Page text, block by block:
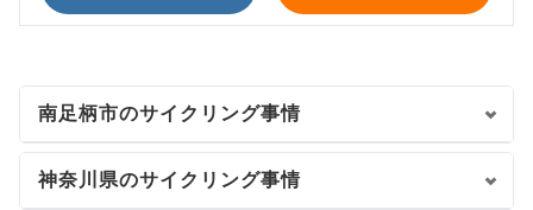
南足柄市のサイクリング事情
神奈川県のサイクリング事情